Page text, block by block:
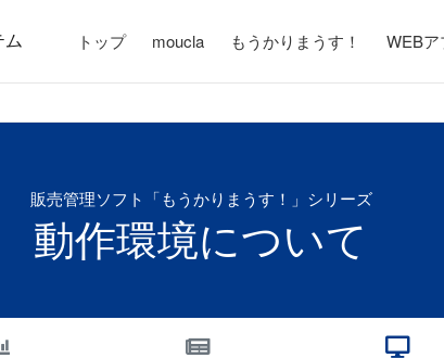
ム トップ moucla もうかりまうす！ WEB
販売管理ソフト「もうかりまうす！」シリーズ
動作環境について